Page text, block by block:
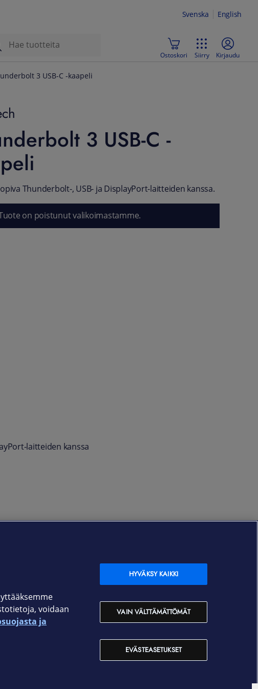
Svenska English
Ostoskori Siirry Kirjaudu
3 USB-C -kaapeli
3 USB-C -
Thunderbolt-, USB- ja DisplayPort-laitteiden kanssa.
on poistunut valikoimastamme.
laitteiden kanssa
voidaan
ja
EVÄSTEASETUKSET
VAIN VÄLTTÄMÄTTÖMÄT
HYVÄKSY KAIKKI